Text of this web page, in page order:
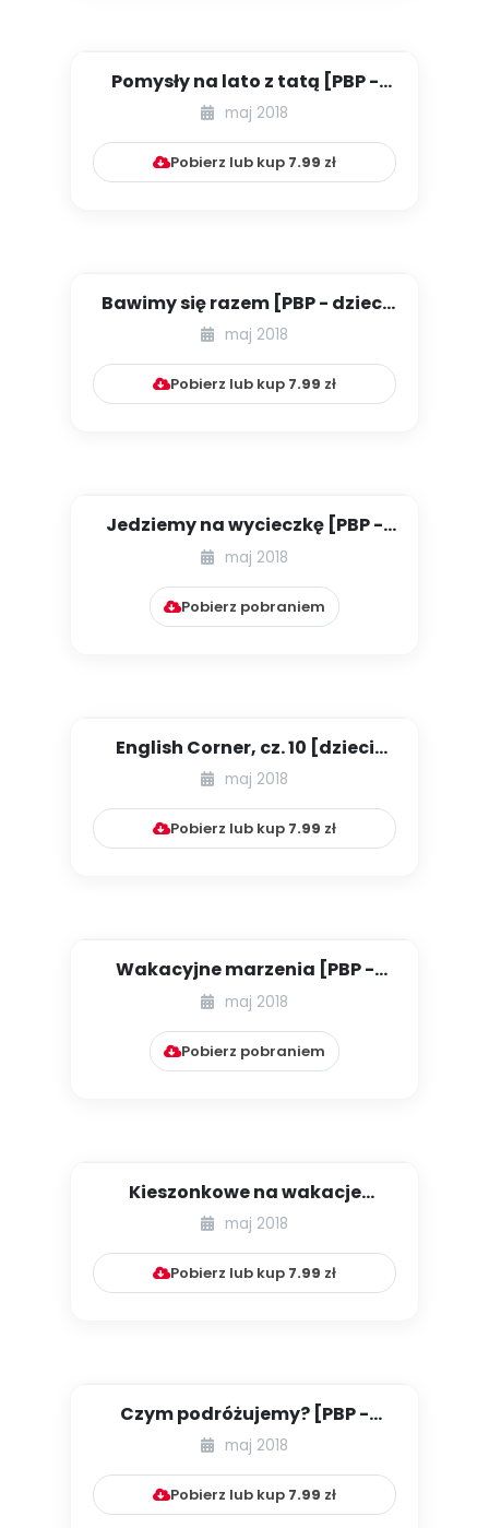
Pomysły na lato z tatą [PBP -
dzieci młodsze - numer 3]...
maj 2018
Pobierz lub kup 7.99 zł
Bawimy się razem [PBP - dzieci
młodsze - numer 4]
maj 2018
Pobierz lub kup 7.99 zł
Jedziemy na wycieczkę [PBP -
dzieci młodsze - numer 5]...
maj 2018
Pobierz pobraniem
English Corner, cz. 10 [dzieci
młodsze - MATERIAŁY NA C...
maj 2018
Pobierz lub kup 7.99 zł
Wakacyjne marzenia [PBP -
dzieci starsze - numer 1]
maj 2018
Pobierz pobraniem
Kieszonkowe na wakacje
wyjątkowe [PBP - dzieci starsze
...
maj 2018
Pobierz lub kup 7.99 zł
Czym podróżujemy? [PBP -
dzieci starsze - numer 3]
maj 2018
Pobierz lub kup 7.99 zł